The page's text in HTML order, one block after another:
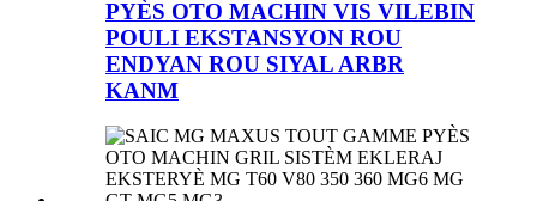
PYÈS OTO MACHIN VIS VILEBIN
POULI EKSTANSYON ROU
ENDYAN ROU SIYAL ARBR
KANM